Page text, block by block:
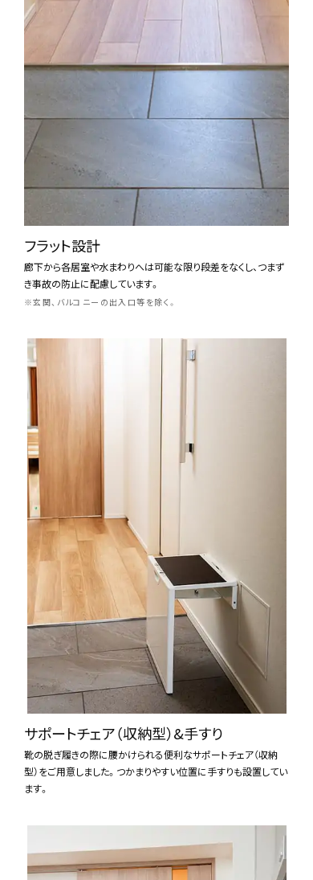
フラット設計
廊下から各居室や水まわりへは可能な限り段差をなくし、つまず
き事故の防止に配慮しています。
※玄関、バルコニーの出入口等を除く。
サポートチェア（収納型）&手すり
靴の脱ぎ履きの際に腰かけられる便利なサポートチェア（収納
型）をご用意しました。つかまりやすい位置に手すりも設置してい
ます。